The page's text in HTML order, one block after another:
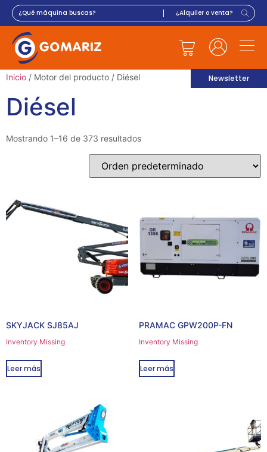
Newsletter
Inicio / Motor del producto / Diésel
Diésel
Mostrando 1–16 de 373 resultados
SKYJACK SJ85AJ
Inventory Missing
Leer más
PRAMAC GPW200P-FN
Inventory Missing
Leer más